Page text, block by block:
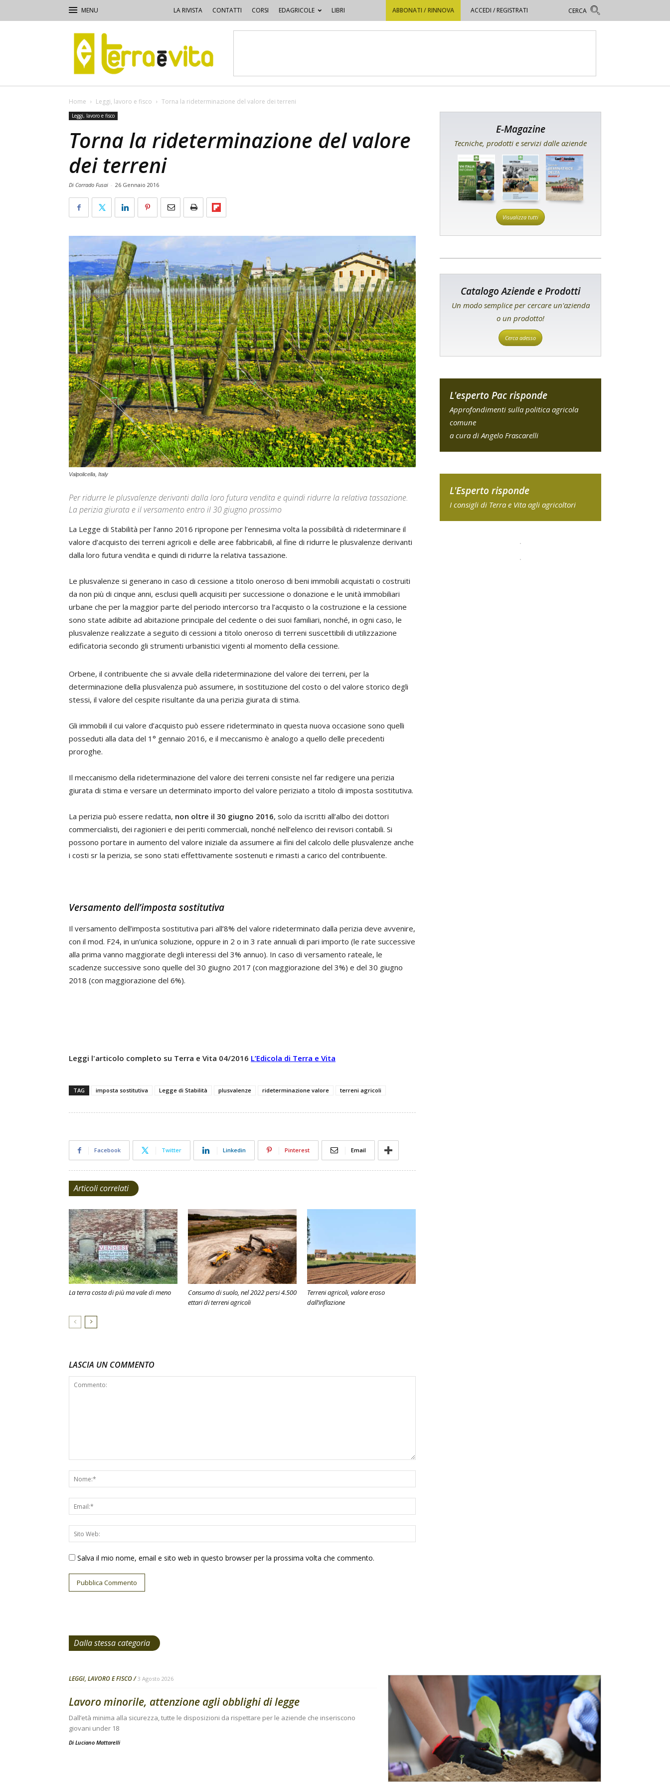
LA RIVISTA CONTATTI CORSI EDAGRICOLE LIBRI ABBONATI / RINNOVA ACCEDI / REGISTRATI
Terra
e
Vita
Home Leggi, lavoro e fisco Torna la rideterminazione del valore dei terreni
Leggi, lavoro e fisco
Torna la rideterminazione del valore
dei terreni
Di Corrado Fusai - 26 Gennaio 2016
Valpolicella, Italy
Per ridurre le plusvalenze derivanti dalla loro futura vendita e quindi ridurre la relativa tassazione.
La perizia giurata e il versamento entro il 30 giugno prossimo
La Legge di Stabilità per l’anno 2016 ripropone per l’ennesima volta la possibilità di rideterminare il
valore d’acquisto dei terreni agricoli e delle aree fabbricabili, al fine di ridurre le plusvalenze derivanti
dalla loro futura vendita e quindi di ridurre la relativa tassazione.
Le plusvalenze si generano in caso di cessione a titolo oneroso di beni immobili acquistati o costruiti
da non più di cinque anni, esclusi quelli acquisiti per successione o donazione e le unità immobiliari
urbane che per la maggior parte del periodo intercorso tra l’acquisto o la costruzione e la cessione
sono state adibite ad abitazione principale del cedente o dei suoi familiari, nonché, in ogni caso, le
plusvalenze realizzate a seguito di cessioni a titolo oneroso di terreni suscettibili di utilizzazione
edificatoria secondo gli strumenti urbanistici vigenti al momento della cessione.
Orbene, il contribuente che si avvale della rideterminazione del valore dei terreni, per la
determinazione della plusvalenza può assumere, in sostituzione del costo o del valore storico degli
stessi, il valore del cespite risultante da una perizia giurata di stima.
Gli immobili il cui valore d’acquisto può essere rideterminato in questa nuova occasione sono quelli
posseduti alla data del 1° gennaio 2016, e il meccanismo è analogo a quello delle precedenti
proroghe.
Il meccanismo della rideterminazione del valore dei terreni consiste nel far redigere una perizia
giurata di stima e versare un determinato importo del valore periziato a titolo di imposta sostitutiva.
La perizia può essere redatta, non oltre il 30 giugno 2016, solo da iscritti all’albo dei dottori
commercialisti, dei ragionieri e dei periti commerciali, nonché nell’elenco dei revisori contabili. Si
possono portare in aumento del valore iniziale da assumere ai fini del calcolo delle plusvalenze anche
i costi sr la perizia, se sono stati effettivamente sostenuti e rimasti a carico del contribuente.
Versamento dell’imposta sostitutiva
Il versamento dell’imposta sostitutiva pari all’8% del valore rideterminato dalla perizia deve avvenire,
con il mod. F24, in un’unica soluzione, oppure in 2 o in 3 rate annuali di pari importo (le rate successive
alla prima vanno maggiorate degli interessi del 3% annuo). In caso di versamento rateale, le
scadenze successive sono quelle del 30 giugno 2017 (con maggiorazione del 3%) e del 30 giugno
2018 (con maggiorazione del 6%).
Leggi l'articolo completo su Terra e Vita 04/2016 L’Edicola di Terra e Vita
TAG imposta sostitutiva Legge di Stabilità plusvalenze rideterminazione valore terreni agricoli
Facebook Twitter Linkedin Pinterest Email
Articoli correlati
La terra costa di più ma vale di meno
Consumo di suolo, nel 2022 persi 4.500
ettari di terreni agricoli
Terreni agricoli, valore eroso
dall’inflazione
LASCIA UN COMMENTO
Salva il mio nome, email e sito web in questo browser per la prossima volta che commento.
E-Magazine
Tecniche, prodotti e servizi dalle aziende
Visualizza tutti
Catalogo Aziende e Prodotti
Un modo semplice per cercare un'azienda
o un prodotto!
Cerca adesso
L'esperto Pac risponde
Approfondimenti sulla politica agricola
comune
a cura di Angelo Frascarelli
L'Esperto risponde
I consigli di Terra e Vita agli agricoltori
Dalla stessa categoria
LEGGI, LAVORO E FISCO 3 Agosto 2026
Lavoro minorile, attenzione agli obblighi di legge
Dall’età minima alla sicurezza, tutte le disposizioni da rispettare per le aziende che inseriscono
giovani under 18
Di Luciano Mattarelli